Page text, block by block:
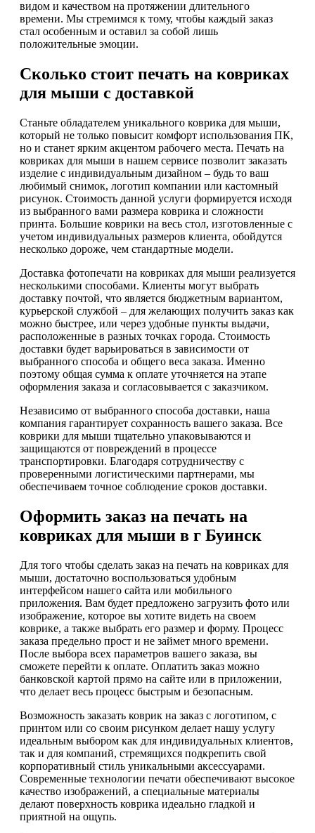
видом и качеством на протяжении длительного
времени. Мы стремимся к тому, чтобы каждый заказ
стал особенным и оставил за собой лишь
положительные эмоции.
Сколько стоит печать на ковриках
для мыши с доставкой
Станьте обладателем уникального коврика для мыши,
который не только повысит комфорт использования ПК,
но и станет ярким акцентом рабочего места. Печать на
ковриках для мыши в нашем сервисе позволит заказать
изделие с индивидуальным дизайном – будь то ваш
любимый снимок, логотип компании или кастомный
рисунок. Стоимость данной услуги формируется исходя
из выбранного вами размера коврика и сложности
принта. Большие коврики на весь стол, изготовленные с
учетом индивидуальных размеров клиента, обойдутся
несколько дороже, чем стандартные модели.
Доставка фотопечати на ковриках для мыши реализуется
несколькими способами. Клиенты могут выбрать
доставку почтой, что является бюджетным вариантом,
курьерской службой – для желающих получить заказ как
можно быстрее, или через удобные пункты выдачи,
расположенные в разных точках города. Стоимость
доставки будет варьироваться в зависимости от
выбранного способа и общего веса заказа. Именно
поэтому общая сумма к оплате уточняется на этапе
оформления заказа и согласовывается с заказчиком.
Независимо от выбранного способа доставки, наша
компания гарантирует сохранность вашего заказа. Все
коврики для мыши тщательно упаковываются и
защищаются от повреждений в процессе
транспортировки. Благодаря сотрудничеству с
проверенными логистическими партнерами, мы
обеспечиваем точное соблюдение сроков доставки.
Оформить заказ на печать на
ковриках для мыши в г Буинск
Для того чтобы сделать заказ на печать на ковриках для
мыши, достаточно воспользоваться удобным
интерфейсом нашего сайта или мобильного
приложения. Вам будет предложено загрузить фото или
изображение, которое вы хотите видеть на своем
коврике, а также выбрать его размер и форму. Процесс
заказа предельно прост и не займет много времени.
После выбора всех параметров вашего заказа, вы
сможете перейти к оплате. Оплатить заказ можно
банковской картой прямо на сайте или в приложении,
что делает весь процесс быстрым и безопасным.
Возможность заказать коврик на заказ с логотипом, с
принтом или со своим рисунком делает нашу услугу
идеальным выбором как для индивидуальных клиентов,
так и для компаний, стремящихся подкрепить свой
корпоративный стиль уникальными аксессуарами.
Современные технологии печати обеспечивают высокое
качество изображений, а специальные материалы
делают поверхность коврика идеально гладкой и
приятной на ощупь.